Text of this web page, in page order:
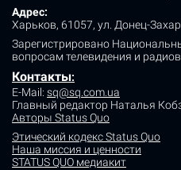
Адрес:
Харьков, 61057, ул. Донец-
Зарегистрировано
вопросам телевидения и
Контакты:
E-Mail: sq@sq.com.ua
Главный редактор Наталья
Авторы Status Quo
Этический кодекс Status Quo
Наша миссия и ценности
STATUS QUO медиакит